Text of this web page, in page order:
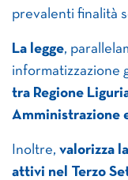
prevalenti finalità
La legge,
informatizzazione
tra Regione
Amministrazione
Inoltre, valorizza
attivi nel Terzo